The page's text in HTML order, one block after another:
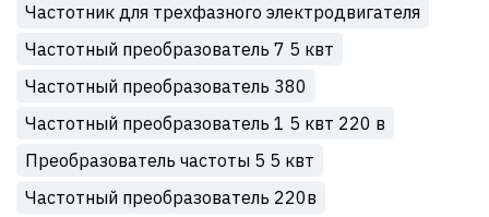
Частотник для трехфазного электродвигателя
Частотный преобразователь 7 5 квт
Частотный преобразователь 380
Частотный преобразователь 1 5 квт 220 в
Преобразователь частоты 5 5 квт
Частотный преобразователь 220в